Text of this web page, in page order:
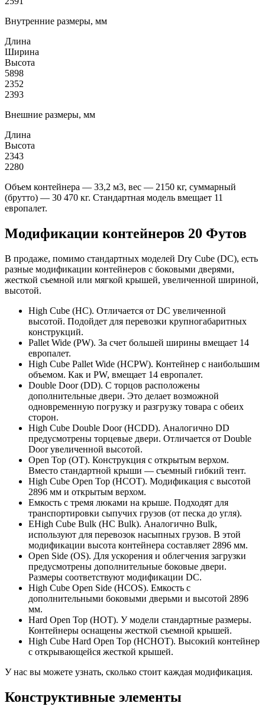
Внутренние размеры, мм
Длина
Ширина
Высота
5898
2352
2393
Внешние размеры, мм
Длина
Высота
2343
2280
Объем контейнера — 33,2 м3, вес — 2150 кг, суммарный
(брутто) — 30 470 кг. Стандартная модель вмещает 11
европалет.
Модификации контейнеров 20 Футов
В продаже, помимо стандартных моделей Dry Cube (DC), есть
разные модификации контейнеров с боковыми дверями,
жесткой съемной или мягкой крышей, увеличенной шириной,
высотой.
High Cube (HC). Отличается от DC увеличенной
высотой. Подойдет для перевозки крупногабаритных
конструкций.
Pallet Wide (PW). За счет большей ширины вмещает 14
европалет.
High Cube Pallet Wide (HCPW). Контейнер с наибольшим
объемом. Как и PW, вмещает 14 европалет.
Double Door (DD). С торцов расположены
дополнительные двери. Это делает возможной
одновременную погрузку и разгрузку товара с обеих
сторон.
High Cube Double Door (HCDD). Аналогично DD
предусмотрены торцевые двери. Отличается от Double
Door увеличенной высотой.
Open Top (OT). Конструкция с открытым верхом.
Вместо стандартной крыши — съемный гибкий тент.
High Cube Open Top (HCOT). Модификация с высотой
2896 мм и открытым верхом.
Емкость с тремя люками на крыше. Подходят для
транспортировки сыпучих грузов (от песка до угля).
ЕHigh Cube Bulk (HC Bulk). Аналогично Bulk,
используют для перевозок насыпных грузов. В этой
модификации высота контейнера составляет 2896 мм.
Open Side (OS). Для ускорения и облегчения загрузки
предусмотрены дополнительные боковые двери.
Размеры соответствуют модификации DC.
High Cube Open Side (HCOS). Емкость с
дополнительными боковыми дверьми и высотой 2896
мм.
Hard Open Top (HOT). У модели стандартные размеры.
Контейнеры оснащены жесткой съемной крышей.
High Cube Hard Open Top (HCHOT). Высокий контейнер
с открывающейся жесткой крышей.
У нас вы можете узнать, сколько стоит каждая модификация.
Конструктивные элементы